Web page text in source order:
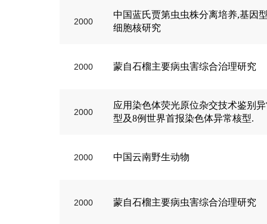
2000
中国蓝氏贾第虫虫株分离培养,基因
细胞核研究
2000 蒙自石榴主要病虫害综合治理研究
2000
应用染色体荧光原位杂交技术鉴别
型及8例世界首报染色体异常核型.
2000 中国云南野生动物
2000 蒙自石榴主要病虫害综合治理研究